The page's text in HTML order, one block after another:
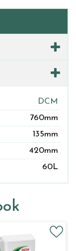
DCM
760mm
135mm
420mm
60L